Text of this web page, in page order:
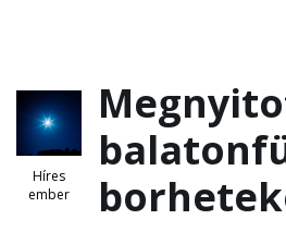
Híres
ember